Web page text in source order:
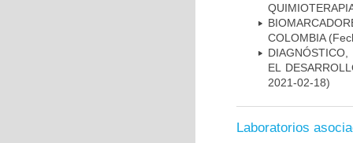
COLOMBIA
EL
2021-02-18)
Laboratorios